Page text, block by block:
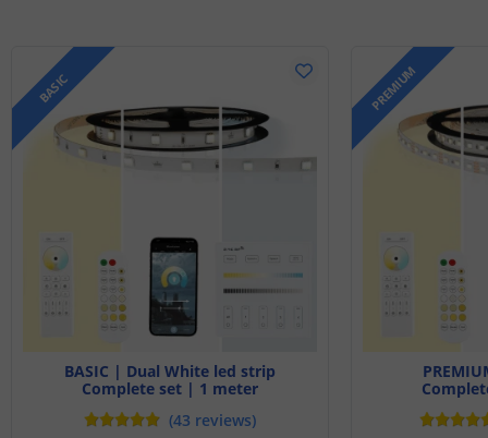
BASIC
BASIC | Dual White led strip
Complete set | 1 meter
(43 reviews)
PREMIUM